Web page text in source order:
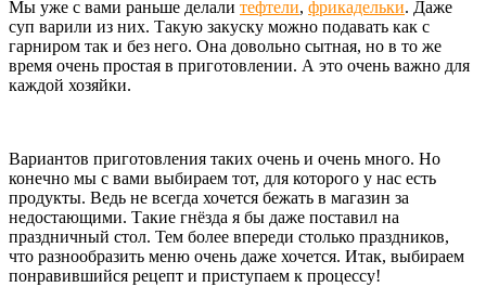
Мы уже с вами раньше делали тефтели, фрикадельки. Даже
суп варили из них. Такую закуску можно подавать как с
гарниром так и без него. Она довольно сытная, но в то же
время очень простая в приготовлении. А это очень важно для
каждой хозяйки.
Вариантов приготовления таких очень и очень много. Но
конечно мы с вами выбираем тот, для которого у нас есть
продукты. Ведь не всегда хочется бежать в магазин за
недостающими. Такие гнёзда я бы даже поставил на
праздничный стол. Тем более впереди столько праздников,
что разнообразить меню очень даже хочется. Итак, выбираем
понравившийся рецепт и приступаем к процессу!